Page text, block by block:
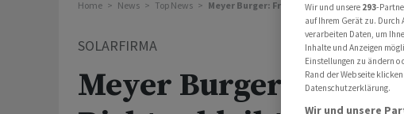
Home News Top News Meyer Burger: Franz Richter bleibt
SOLARFIRMA
Meyer Burger: Franz
Wir und unsere 293-
auf Ihrem Gerät zu.
verarbeiten Daten, um
Inhalte und Anzeigen
Einstellungen zu ändern
Rand der Webseite
Datenschutzerklärung.
Wir und unsere